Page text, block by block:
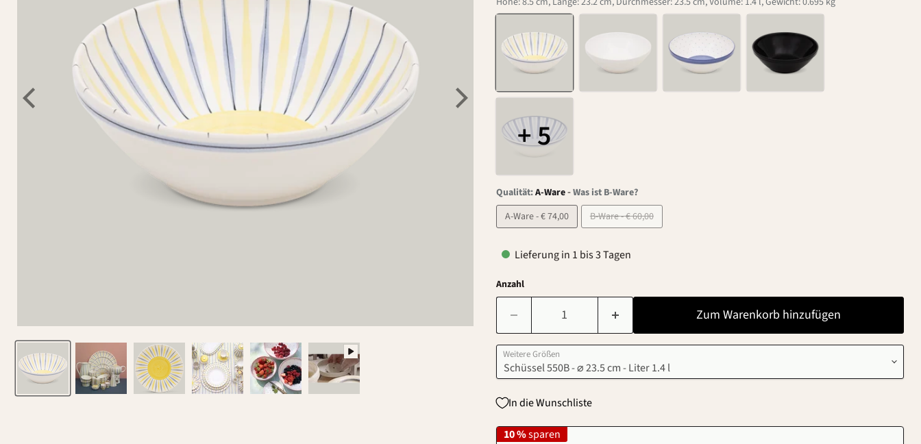
+ 5
Qualität:A-Ware-Was ist B-Ware?
A-Ware - € 74,00
B-Ware - € 60,00
Lieferung in 1 bis 3 Tagen
Anzahl
Zum Warenkorb hinzufügen
Weitere Größen
In die Wunschliste
10 %sparen